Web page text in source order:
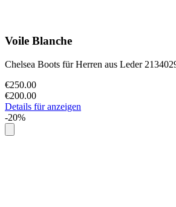
Voile Blanche
Chelsea Boots für Herren aus Leder
€250.00
€200.00
Details für anzeigen
-20%